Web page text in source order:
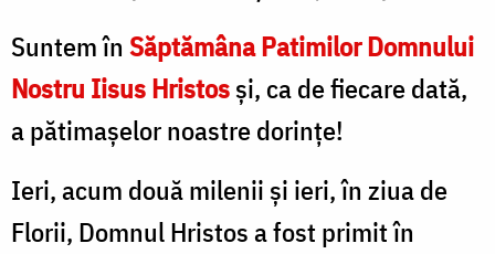
Suntem în Săptămâna Patimilor Domnului
Nostru Iisus Hristosşi, ca de fiecare dată,
a pătimaşelor noastre dorinţe!
Ieri, acum două milenii şi ieri, în ziua de
Florii, Domnul Hristos a fost primit în